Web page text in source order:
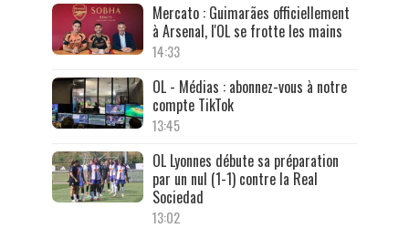
Mercato : Guimarães officiellement
à Arsenal, l'OL se frotte les mains
14:33
OL - Médias : abonnez-vous à notre
compte TikTok
13:45
OL Lyonnes débute sa préparation
par un nul (1-1) contre la Real
Sociedad
13:02